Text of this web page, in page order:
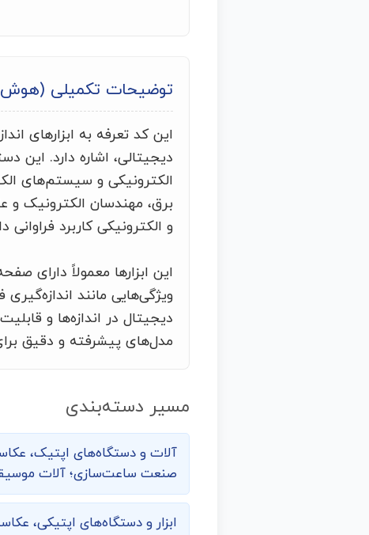
توضیحات تکمیلی
این کد تعرفه به ابزارهای
دیجیتالی، اشاره دارد. این
الکترونیکی و سیستم‌های
برق، مهندسان الکترونیک و
و الکترونیکی کاربرد فراوانی
این ابزارها معمولاً دارای
ویژگی‌هایی مانند
دیجیتال در اندازه‌ها و
مدل‌های پیشرفته و دقیق
مسیر دسته‌بندی
آلات و دستگاه‌های اپتیک،
صنعت ساعت‌سازی؛ آلات
ابزار و دستگاه‌های اپتیکی،